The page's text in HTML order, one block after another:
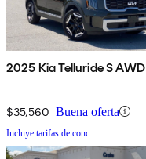
2025 Kia Telluride S AWD
$35,560 Buena oferta
Incluye tarifas de conc.